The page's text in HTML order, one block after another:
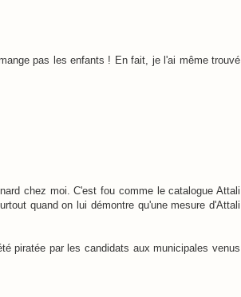
pas les enfants ! En fait, je l'ai même trouvé
chez moi. C'est fou comme le catalogue Attali
quand on lui démontre qu'une mesure d'Attali
piratée par les candidats aux municipales venus